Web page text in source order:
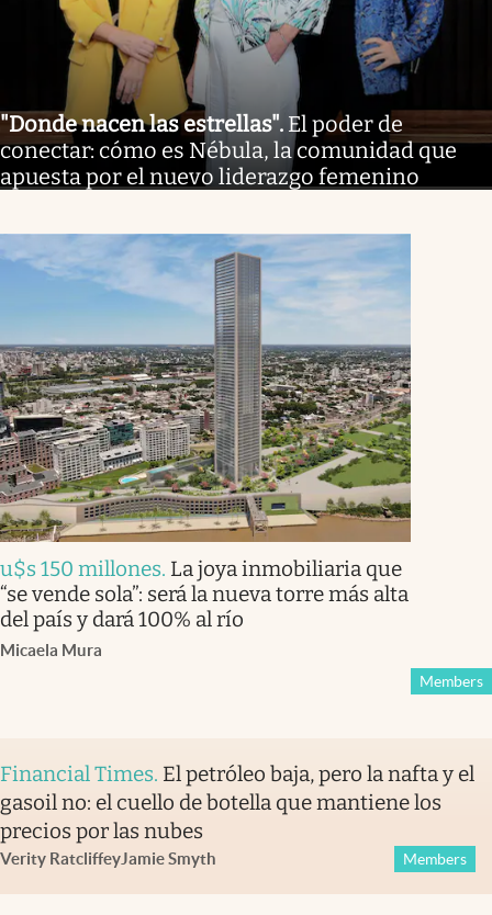
"Donde nacen las estrellas". El poder de
conectar: cómo es Nébula, la comunidad que
apuesta por el nuevo liderazgo femenino
u$s 150 millones. La joya inmobiliaria que
“se vende sola”: será la nueva torre más alta
del país y dará 100% al río
Micaela Mura
Members
Financial Times. El petróleo baja, pero la nafta y el
gasoil no: el cuello de botella que mantiene los
precios por las nubes
Verity RatcliffeyJamie Smyth Members